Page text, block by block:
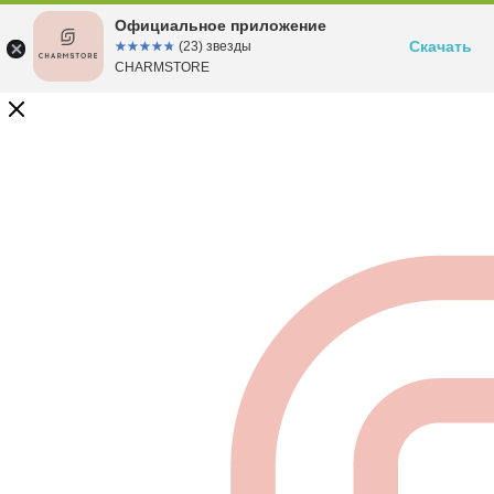
Официальное приложение
☆☆☆☆☆
★★★★★ (23) звезды
CHARMSTORE
Скачать